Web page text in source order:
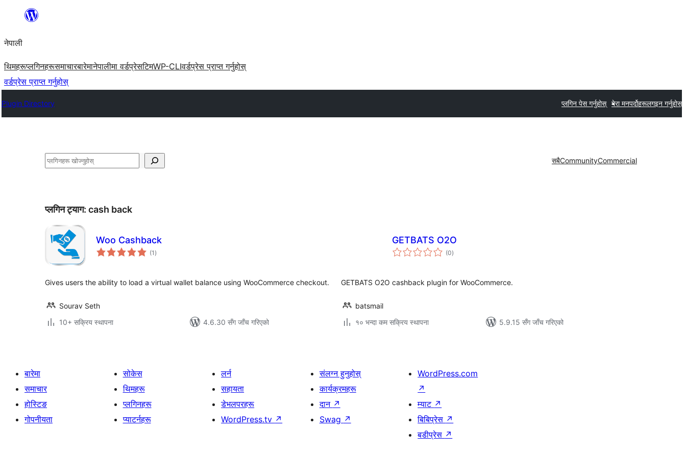
सामग्रीमा
नेपाली
थिमहरूप्लगिनहरूसमाचारबारेमानेपालीमा वर्डप्रेसटिमWP-CLIवर्डप्रेस प्राप्त गर्नुहोस्
वर्डप्रेस प्राप्त गर्नुहोस्
Plugin Directory प्लगिन पेस गर्नुहोस् मेरा मनपर्दोहरूलगइन गर्नुहोस्
खोज्नुहोस् सबैCommunityCommercial
प्लगिन ट्याग: cash back
Woo Cashback
(1 कुल
रेटिङ्गहरू
)
Gives users the ability to load a virtual wallet balance using WooCommerce checkout.
Sourav Seth
10+ सक्रिय स्थापना
4.6.30 सँग जाँच गरिएको
GETBATS O2O
(0कुल
रेटिङ्गहरू
)
GETBATS O2O cashback plugin for WooCommerce.
batsmail
१० भन्दा कम सक्रिय स्थापना
5.9.15 सँग जाँच गरिएको
बारेमा
समाचार
होस्टिङ
गोपनीयता
सोकेस
थिमहरू
प्लगिनहरू
प्याटर्नहरू
लर्न
सहायता
डेभलपरहरू
WordPress.tv ↗
संलग्न हुनुहोस्
कार्यक्रमहरू
दान ↗
Swag ↗
WordPress.com
↗
म्याट ↗
बिबिप्रेस ↗
बडीप्रेस ↗